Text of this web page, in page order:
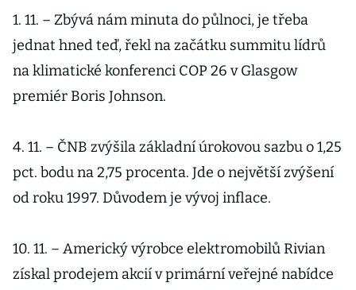
1. 11. – Zbývá nám minuta do půlnoci, je třeba
jednat hned teď, řekl na začátku summitu lídrů
na klimatické konferenci COP 26 v Glasgow
premiér Boris Johnson.
4. 11. – ČNB zvýšila základní úrokovou sazbu o 1,25
pct. bodu na 2,75 procenta. Jde o největší zvýšení
od roku 1997. Důvodem je vývoj inflace.
10. 11. – Americký výrobce elektromobilů Rivian
získal prodejem akcií v primární veřejné nabídce